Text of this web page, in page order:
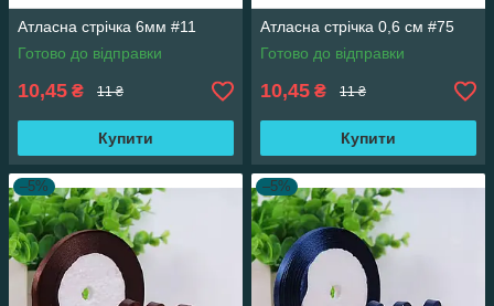
Атласна стрічка 6мм #11
Готово до відправки
10,45 ₴ 11 ₴
Купити
Атласна стрічка 0,6 см #75
Готово до відправки
10,45 ₴ 11 ₴
Купити
–5% –5%